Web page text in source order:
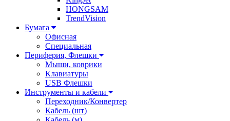
HONGSAM
TrendVision
Бумага
Офисная
Специальная
Периферия, Флешки
Мыши, коврики
Клавиатуры
USB Флешки
Инструменты и кабели
Переходник/Конвертер
Кабель (шт)